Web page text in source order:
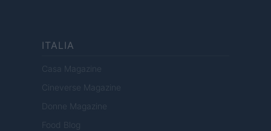
ITALIA
Casa Magazine
Cineverse Magazine
Donne Magazine
Food Blog